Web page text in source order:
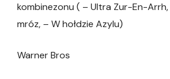
kombinezonu ( – Ultra Zur-En-
mróz, – W hołdzie Azylu)
Warner Bros